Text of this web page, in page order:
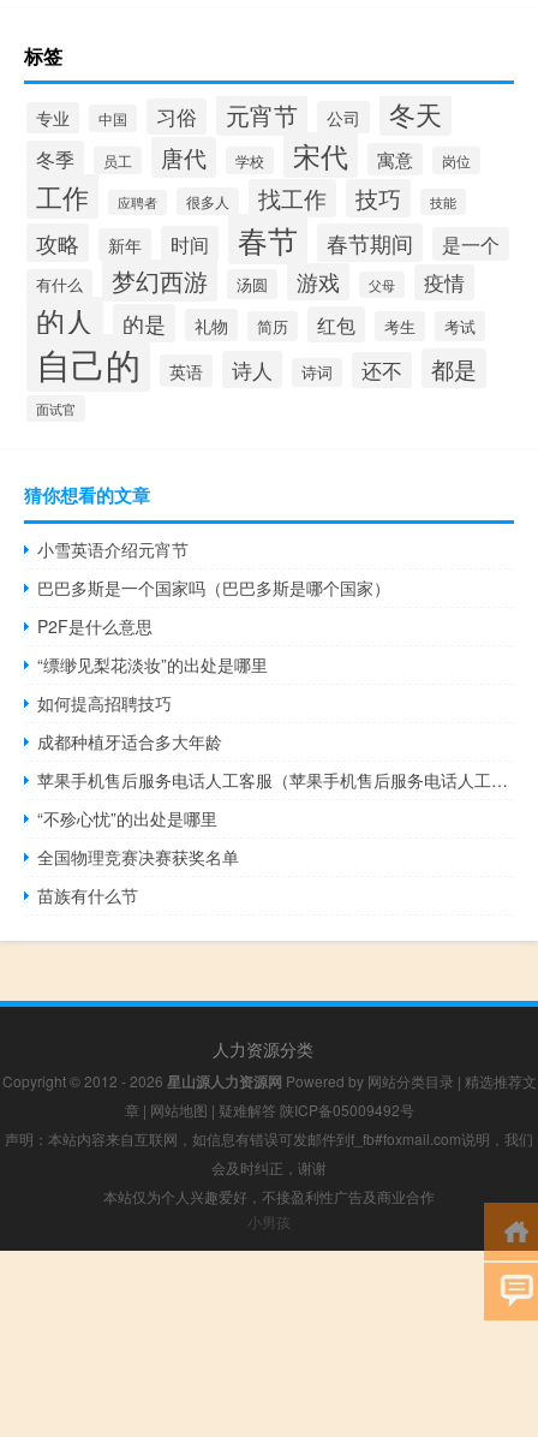
标签
专业 中国 习俗 元宵节 公司 冬天
冬季 员工 唐代 学校 宋代 寓意 岗位
工作 应聘者 很多人 找工作 技巧 技能
攻略 新年 时间 春节 春节期间 是一个
有什么 梦幻西游 汤圆 游戏 父母 疫情
的人 的是 礼物 简历 红包 考生 考试
自己的 英语 诗人 诗词 还不 都是
面试官
猜你想看的文章
小雪英语介绍元宵节
巴巴多斯是一个国家吗（巴巴多斯是哪个国家）
P2F是什么意思
“缥缈见梨花淡妆”的出处是哪里
如何提高招聘技巧
成都种植牙适合多大年龄
苹果手机售后服务电话人工客服（苹果手机售后服务电话人工服务）
“不殄心忧”的出处是哪里
全国物理竞赛决赛获奖名单
苗族有什么节
人力资源分类
Copyright © 2012 - 2026 星山源人力资源网 Powered by 网站分类目录 | 精选推荐文
章 | 网站地图 | 疑难解答 陕ICP备05009492号
声明：本站内容来自互联网，如信息有错误可发邮件到f_fb#foxmail.com说明，我们
会及时纠正，谢谢
本站仅为个人兴趣爱好，不接盈利性广告及商业合作
小男孩